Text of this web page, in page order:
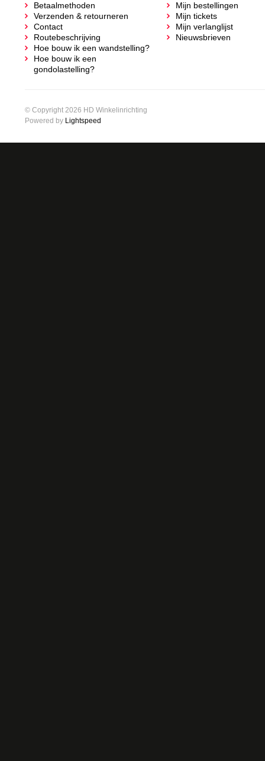
Betaalmethoden
Verzenden & retourneren
Contact
Routebeschrijving
Hoe bouw ik een wandstelling?
Hoe bouw ik een
gondolastelling?
Mijn bestellingen
Mijn tickets
Mijn verlanglijst
Nieuwsbrieven
© Copyright 2026 HD Winkelinrichting
Powered by Lightspeed